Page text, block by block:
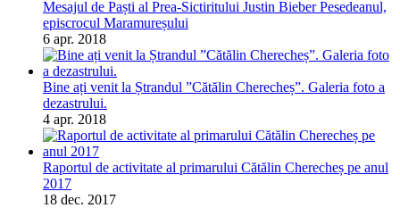
Mesajul de Paști al Prea-Sictiritului Justin Bieber Pesedeanul,
episcrocul Maramureșului
6 apr. 2018
Bine ați venit la Ștrandul ”Cătălin Cherecheș”. Galeria foto a
dezastrului.
4 apr. 2018
Raportul de activitate al primarului Cătălin Cherecheș pe anul
2017
18 dec. 2017